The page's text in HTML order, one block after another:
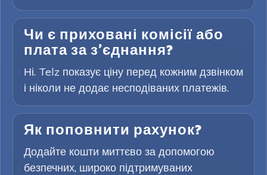
Чи є приховані комісії або
плата за з’єднання?
Ні. Telz показує ціну перед кожним дзвінком
і ніколи не додає несподіваних платежів.
Як поповнити рахунок?
Додайте кошти миттєво за допомогою
безпечних, широко підтримуваних